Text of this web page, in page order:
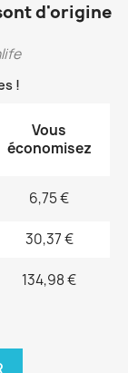
d'origine
!
Vous
économisez
6,75 €
30,37 €
134,98 €